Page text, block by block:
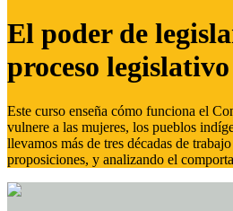
El poder de
proceso legislativo
Este curso enseña cómo funciona el
vulnere a las mujeres, los pueblos
llevamos más de tres décadas de
proposiciones, y analizando el